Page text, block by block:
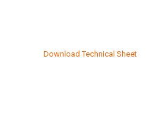
Download Technical Sheet